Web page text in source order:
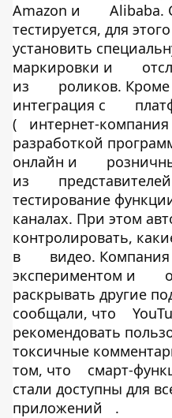
Amazon и
Alibaba.
тестируется, для
установить
маркировки и
из
роликов. Кроме
интеграция с
(
интернет-компания
разработкой
онлайн и
из
тестирование
каналах. При этом
контролировать,
в
видео. Компания
экспериментом и
раскрывать другие
сообщали, что
рекомендовать
токсичные
том, что
смарт-
стали доступны для
приложений
.